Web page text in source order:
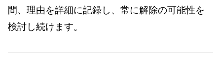
間、理由を詳細に記録し、常に解除の可能性を
検討し続けます。